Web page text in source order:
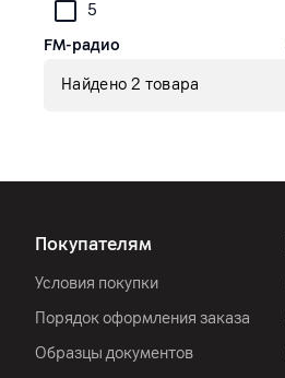
5
FM-радио
Найдено 2 товара
Покупателям
Условия покупки
Порядок оформления заказа
Образцы документов